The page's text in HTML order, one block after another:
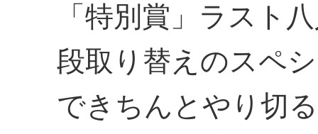
「特別賞」ラスト
段取り替えのスペ
できちんとやり切